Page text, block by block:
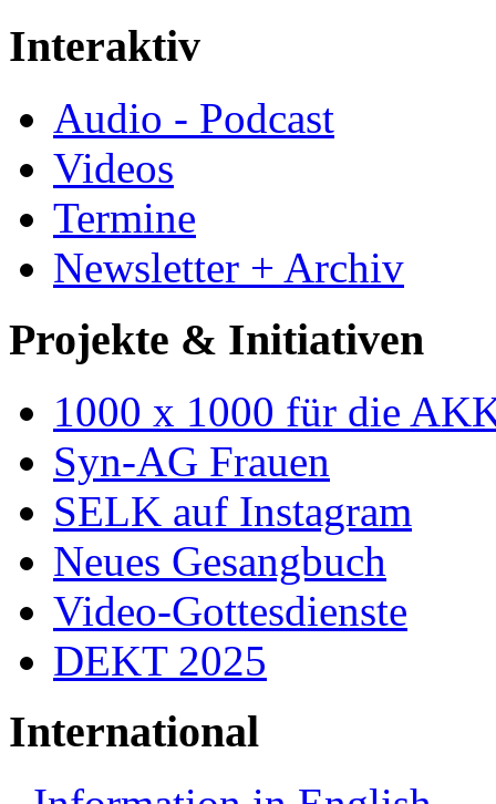
Interaktiv
Audio - Podcast
Videos
Termine
Newsletter + Archiv
Projekte & Initiativen
1000 x 1000 für die
Syn-AG Frauen
SELK auf Instagram
Neues Gesangbuch
Video-Gottesdienste
DEKT 2025
International